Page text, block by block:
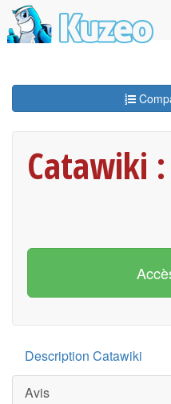
Catawiki
Description Catawiki
Avis